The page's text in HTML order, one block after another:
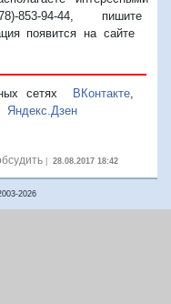
853-94-44, пишите
появится на сайте
сетях ВКонтакте,
Яндекс.Дзен
| 28.08.2017 18:42
2026